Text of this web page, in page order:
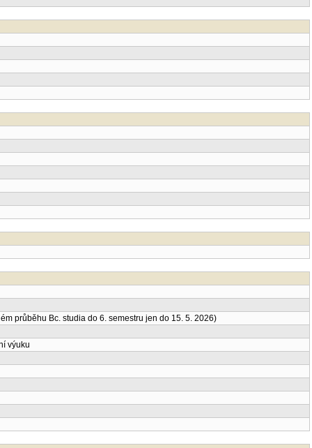
průběhu Bc. studia do 6. semestru jen do 15. 5. 2026)
výuku